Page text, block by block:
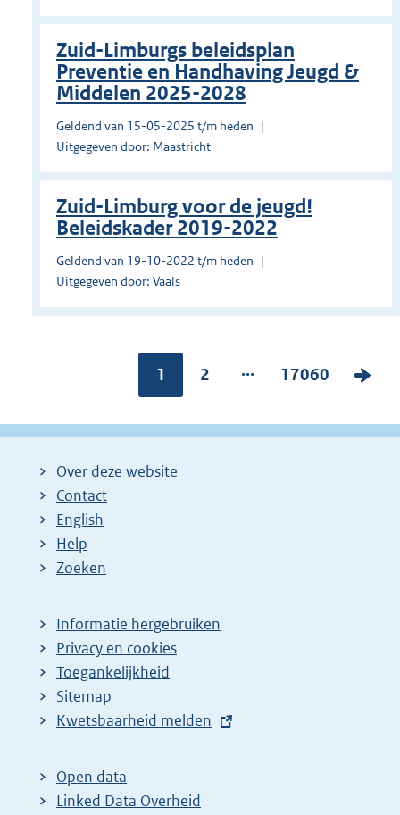
Zuid-Limburgs beleidsplan
Preventie en Handhaving Jeugd &
Middelen 2025-2028
Geldend van 15-05-2025 t/m heden
Uitgegeven door: Maastricht
Zuid-Limburg voor de jeugd!
Beleidskader 2019-2022
Geldend van 19-10-2022 t/m heden
Uitgegeven door: Vaals
Pagina:
1
P
g
2 ...
P
g
17060
V
l
Over deze website
Contact
English
Help
Zoeken
Informatie hergebruiken
Privacy en cookies
Toegankelijkheid
Sitemap
E
t
e
Kwetsbaarheid melden
Open data
Linked Data Overheid